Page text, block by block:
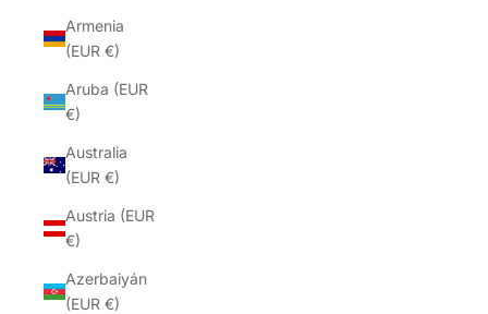
Armenia
(EUR €)
Aruba (EUR
€)
Australia
(EUR €)
Austria (EUR
€)
Azerbaiyán
(EUR €)